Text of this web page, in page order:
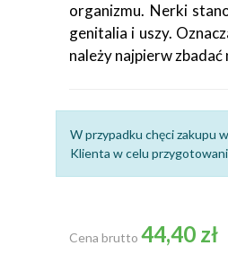
organizmu. Nerki
genitalia i uszy.
należy najpierw zbadać
W przypadku chęci zakupu
Klienta w celu
Cena brutto 44,40 zł